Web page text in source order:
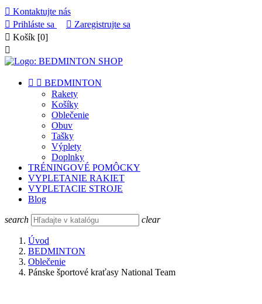
 Kontaktujte nás
 Prihláste sa  Zaregistrujte sa
 Košík [0]

  BEDMINTON
Rakety
Košíky
Oblečenie
Obuv
Tašky
Výplety
Doplnky
TRÉNINGOVÉ POMÔCKY
VYPLETANIE RAKIET
VYPLETACIE STROJE
Blog
search clear
Úvod
BEDMINTON
Oblečenie
Pánske športové kraťasy National Team